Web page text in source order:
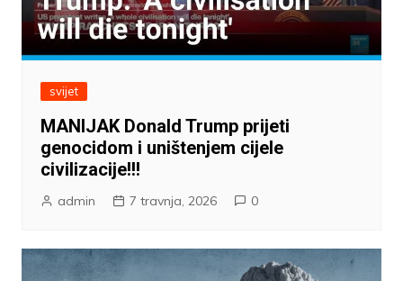
svijet
MANIJAK Donald Trump prijeti
genocidom i uništenjem cijele
civilizacije!!!
admin 7 travnja, 2026 0